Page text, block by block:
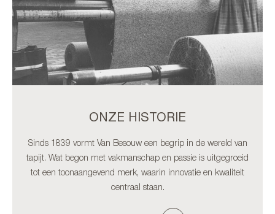
ONZE HISTORIE
Sinds 1839 vormt Van Besouw een begrip in de wereld van
tapijt. Wat begon met vakmanschap en passie is uitgegroeid
tot een toonaangevend merk, waarin innovatie en kwaliteit
centraal staan.